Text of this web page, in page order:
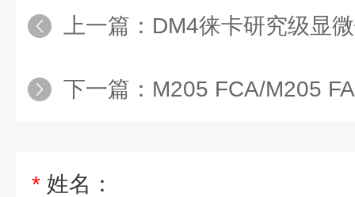
上一篇： DM4徕卡研究级显
下一篇： M205 FCA/M205
* 姓名：